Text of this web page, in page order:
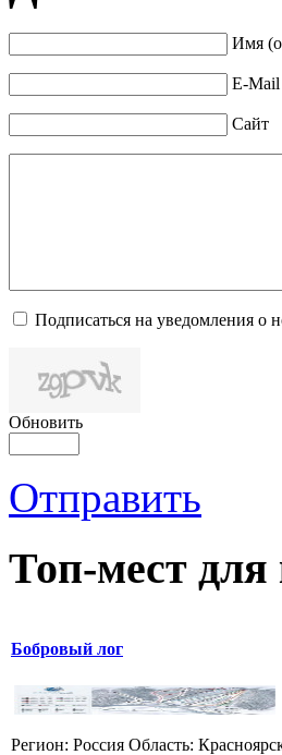
Имя
E-Mail
Сайт
Подписаться на уведомления о
Обновить
Отправить
Топ-мест для
Бобровый лог
Регион: Россия Область: